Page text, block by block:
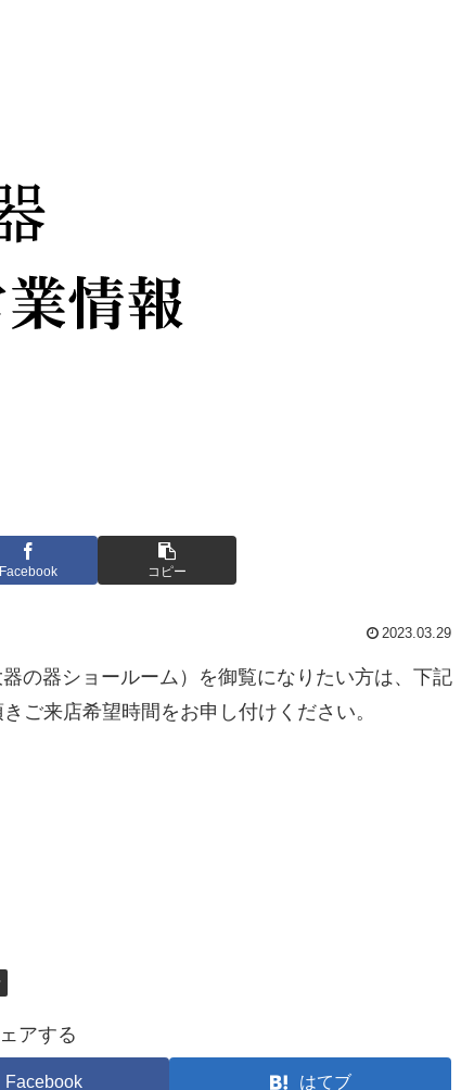
Facebook コピー
2023.03.29
の器ショールーム）を御覧になりたい方は、下記
ご来店希望時間をお申し付けください。
アする
Facebook はてブ